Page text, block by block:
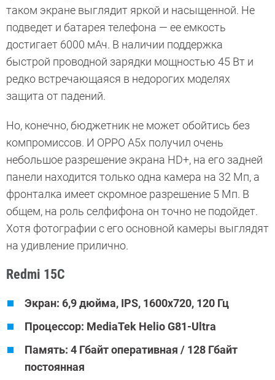
таком экране выглядит яркой и насыщенной. Не
подведет и батарея телефона — ее емкость
достигает 6000 мАч. В наличии поддержка
быстрой проводной зарядки мощностью 45 Вт и
редко встречающаяся в недорогих моделях
защита от падений.
Но, конечно, бюджетник не может обойтись без
компромиссов. И OPPO A5x получил очень
небольшое разрешение экрана HD+, на его задней
панели находится только одна камера на 32 Мп, а
фронталка имеет скромное разрешение 5 Мп. В
общем, на роль селфифона он точно не подойдет.
Хотя фотографии с его основной камеры выглядят
на удивление прилично.
Redmi 15C
Экран: 6,9 дюйма, IPS, 1600х720, 120 Гц
Процессор: MediaTek Helio G81-Ultra
Память: 4 Гбайт оперативная / 128 Гбайт
постоянная